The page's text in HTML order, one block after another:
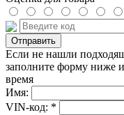
Если не нашли
заполните форму ниже
время
Имя:
VIN-код: *